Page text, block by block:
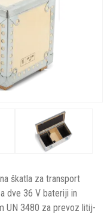
škatla za transport
dve 36 V bateriji in
UN 3480 za prevoz litij-